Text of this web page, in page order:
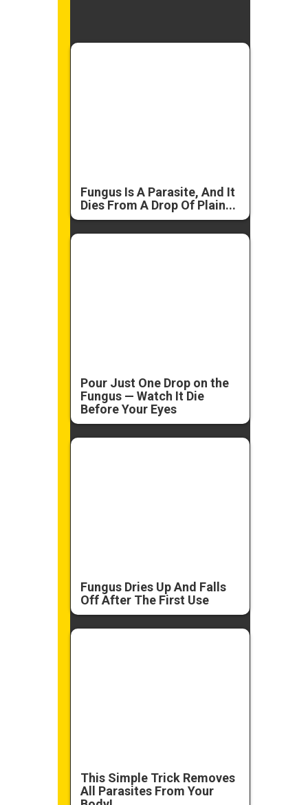
Fungus Is A Parasite, And It
Dies From A Drop Of Plain...
Pour Just One Drop on the
Fungus — Watch It Die
Before Your Eyes
Fungus Dries Up And Falls
Off After The First Use
This Simple Trick Removes
All Parasites From Your